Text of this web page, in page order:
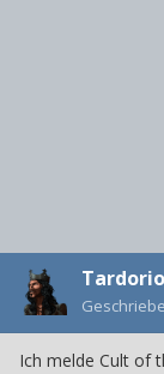
Ich melde Cult of